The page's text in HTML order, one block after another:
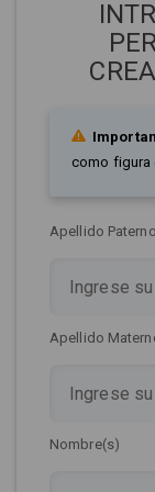
como figura
Apellido Paterno
Apellido
Nombre(s)